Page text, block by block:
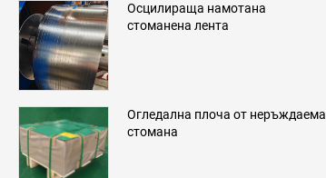
Осцилираща намотана
стоманена лента
Огледална плоча от неръждаема
стомана